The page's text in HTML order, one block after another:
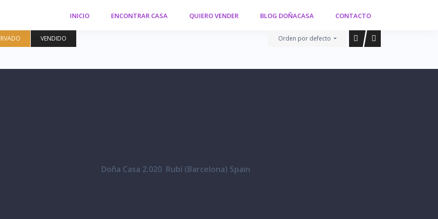
INICIO ENCONTRAR CASA QUIERO VENDER BLOG DOÑACASA CONTACTO
VENDIDO Orden por defecto